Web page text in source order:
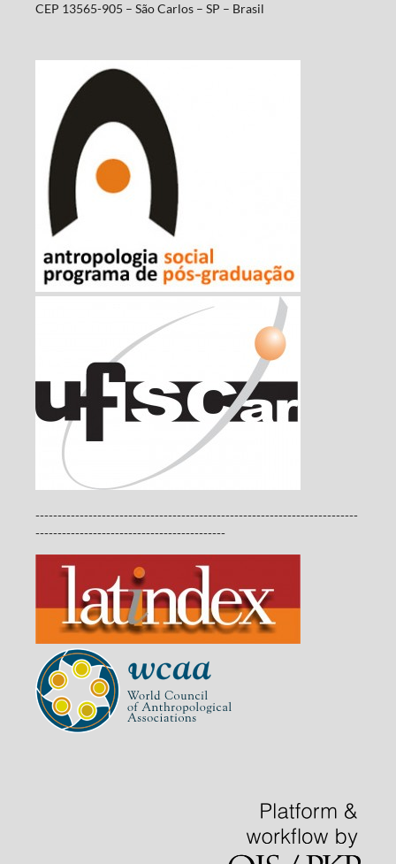
CEP 13565-905 – São Carlos – SP – Brasil
-------------------------------------------------------------------------
-------------------------------------------